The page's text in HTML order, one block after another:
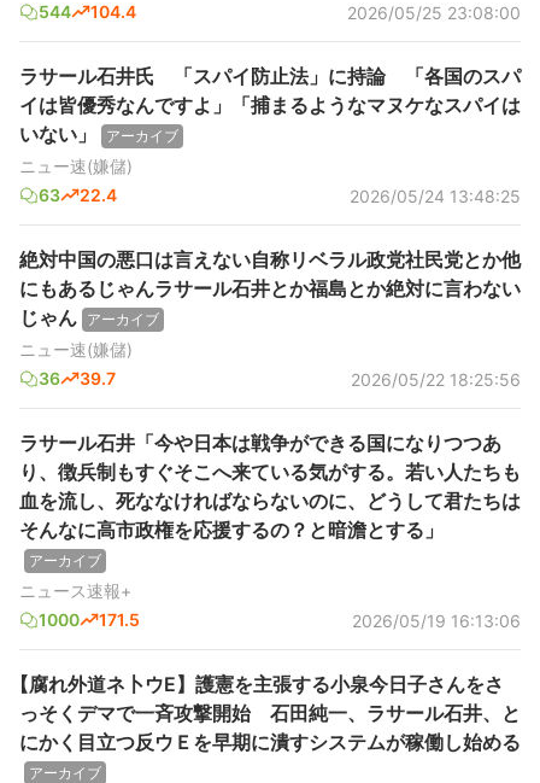
544
104.4 2026/05/25 23:08:00
ラサール石井氏 「スパイ防止法」に持論 「各国のスパ
イは皆優秀なんですよ」「捕まるようなマヌケなスパイは
いない」
アーカイブ
ニュー速(嫌儲)
63
22.4 2026/05/24 13:48:25
絶対中国の悪口は言えない自称リベラル政党社民党とか他
にもあるじゃんラサール石井とか福島とか絶対に言わない
じゃん アーカイブ
ニュー速(嫌儲)
36
39.7 2026/05/22 18:25:56
ラサール石井「今や日本は戦争ができる国になりつつあ
り、徴兵制もすぐそこへ来ている気がする。若い人たちも
血を流し、死ななければならないのに、どうして君たちは
そんなに高市政権を応援するの？と暗澹とする」
アーカイブ
ニュース速報+
1000
171.5 2026/05/19 16:13:06
【腐れ外道ネ卜ウE】護憲を主張する小泉今日子さんをさ
っそくデマで一斉攻撃開始 石田純一、ラサール石井、と
にかく目立つ反ウＥを早期に潰すシステムが稼働し始める
アーカイブ